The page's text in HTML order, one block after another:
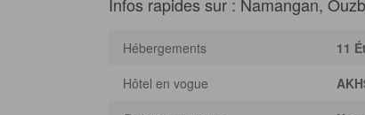
Hébergements
11
Hôtel en vogue